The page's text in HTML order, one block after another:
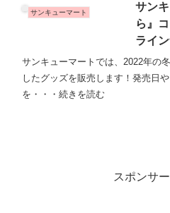
サンキューマート
サン
ら』
ライ
サンキューマートでは、2022年の
したグッズを販売します！発売日
を・・・続きを読む
スポンサ